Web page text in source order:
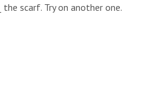
the scarf. Try on another one.